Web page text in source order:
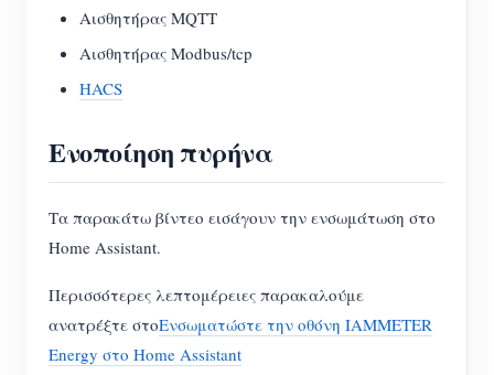
Αισθητήρας MQTT
Αισθητήρας Modbus/tcp
HACS
Ενοποίηση πυρήνα
Τα παρακάτω βίντεο εισάγουν την ενσωμάτωση στο
Home Assistant.
Περισσότερες λεπτομέρειες παρακαλούμε
ανατρέξτε στοΕνσωματώστε την οθόνη IAMMETER
Energy στο Home Assistant